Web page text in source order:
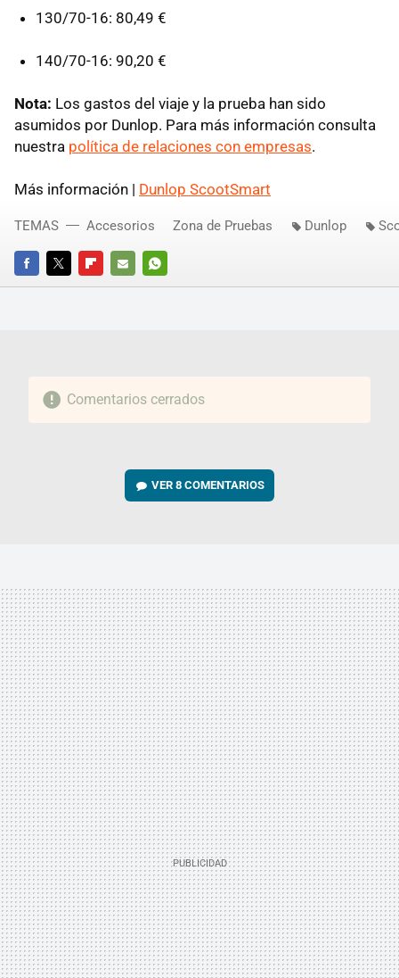
130/70-16: 80,49 €
140/70-16: 90,20 €
Nota: Los gastos del viaje y la prueba han sido
asumidos por Dunlop. Para más información consulta
nuestra política de relaciones con empresas.
Más información | Dunlop ScootSmart
FACEBOOKTWITTERFLIPBOARD
E-
WHATSAPP
TEMAS Accesorios Zona de Pruebas Dunlop
Comentarios cerrados
VER8 COMENTARIOS